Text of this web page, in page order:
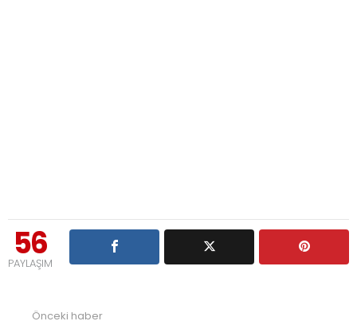
56
PAYLAŞIM
Önceki haber